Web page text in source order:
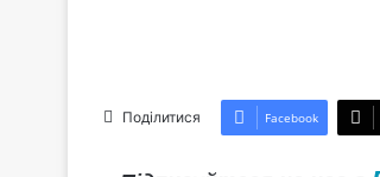
Поділитися Facebook